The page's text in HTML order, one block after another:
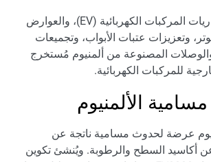
إطارات صناديق بطاريات المركبات الكهربائية (EV)، والعوارض
وتعزيزات عتبات الأبواب، وتجميعات
والوصلات المصنوعة من ألمنيوم مُستخرج
للمركبات الكهربائية.
الألمنيوم
عرضة لحدوث مسامية ناتجة عن
عن أكاسيد السطح والرطوبة. ويُنشئ تكوين